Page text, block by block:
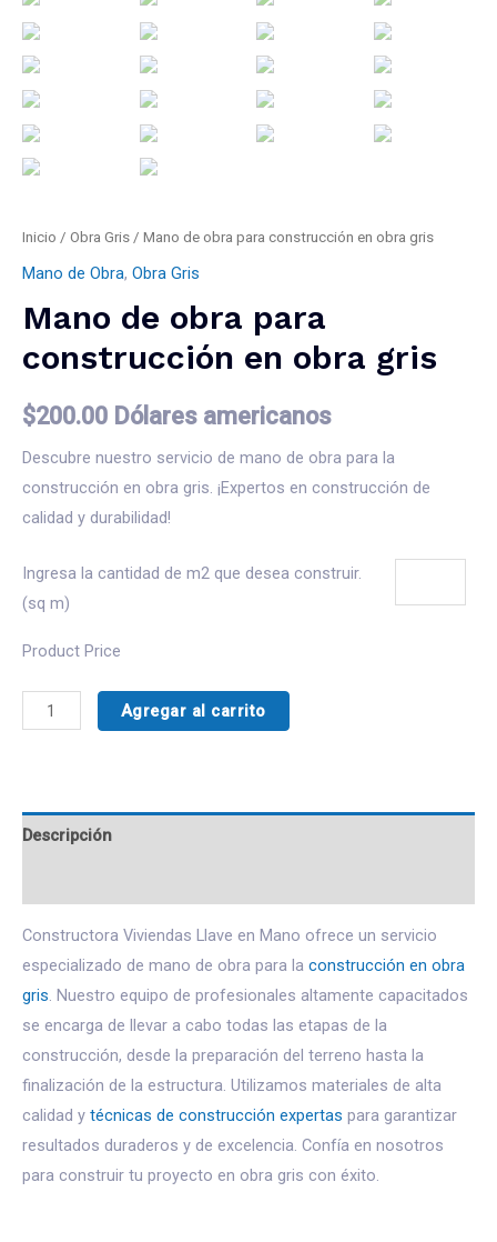
Inicio / Obra Gris / Mano de obra para construcción en obra gris
Mano de Obra, Obra Gris
Mano de obra para
construcción en obra gris
$200.00 Dólares americanos
Descubre nuestro servicio de mano de obra para la
construcción en obra gris. ¡Expertos en construcción de
calidad y durabilidad!
Ingresa la cantidad de m2 que desea construir.
(sq m)
Product Price
Agregar al carrito
Descripción
Constructora Viviendas Llave en Mano ofrece un servicio
especializado de mano de obra para la construcción en obra
gris. Nuestro equipo de profesionales altamente capacitados
se encarga de llevar a cabo todas las etapas de la
construcción, desde la preparación del terreno hasta la
finalización de la estructura. Utilizamos materiales de alta
calidad y técnicas de construcción expertas para garantizar
resultados duraderos y de excelencia. Confía en nosotros
para construir tu proyecto en obra gris con éxito.